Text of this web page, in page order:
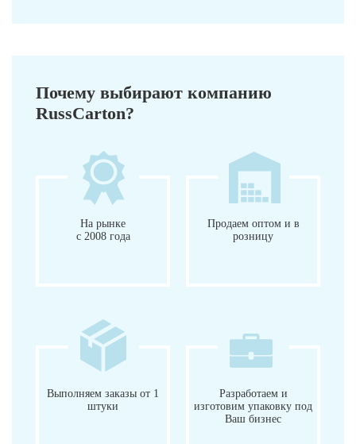
Почему выбирают компанию
RussCarton?
На рынке
с 2008 года
Продаем оптом и в
розницу
Выполняем заказы от 1
штуки
Разработаем и
изготовим упаковку под
Ваш бизнес